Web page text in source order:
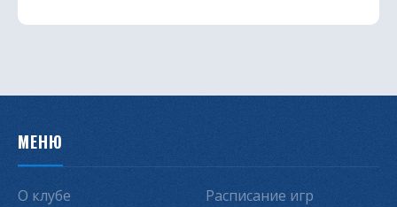
МЕНЮ
О клубе
Расписание игр